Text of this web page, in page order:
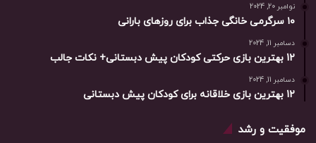
نوامبر 20, 2024
۱۰ سرگرمی خانگی جذاب برای روزهای بارانی
دسامبر 11, 2024
12 بهترین بازی حرکتی کودکان پیش دبستانی+ نکات جالب
دسامبر 11, 2024
12 بهترین بازی خلاقانه برای کودکان پیش دبستانی
موفقیت و رشد